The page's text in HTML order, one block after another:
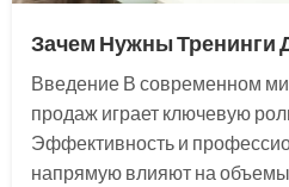
Зачем Нужны Тренинги
Введение В современном
продаж играет ключевую
Эффективность и
напрямую влияют на